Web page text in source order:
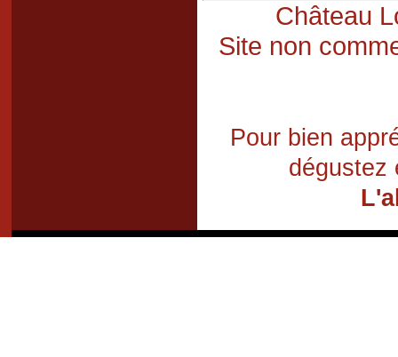
Château
Site non
Pour bien
dégustez